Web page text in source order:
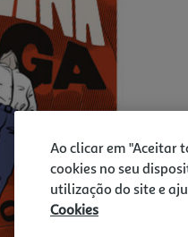
Ao clicar em "Aceitar
cookies no seu
utilização do site e
Cookies